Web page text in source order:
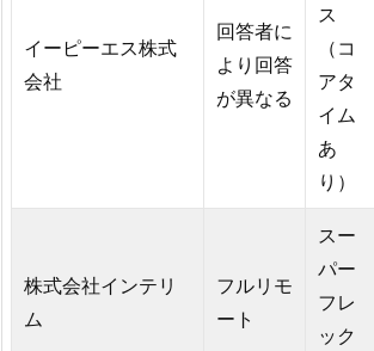
イーピーエス株式
会社
回答者に
より回答
が異なる
ス
（コ
アタ
イム
あ
り）
株式会社インテリ
ム
フルリモ
ート
スー
パー
フレ
ック